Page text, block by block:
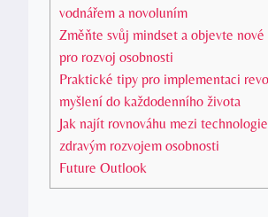
vodnářem a novoluním
Změňte svůj mindset a objevte nové
pro rozvoj osobnosti
Praktické tipy pro implementaci
myšlení do každodenního života
Jak najít rovnováhu mezi
zdravým rozvojem osobnosti
Future Outlook